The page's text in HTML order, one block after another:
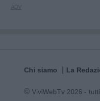
Chi siamo La
© ViviWebTv 2026 -